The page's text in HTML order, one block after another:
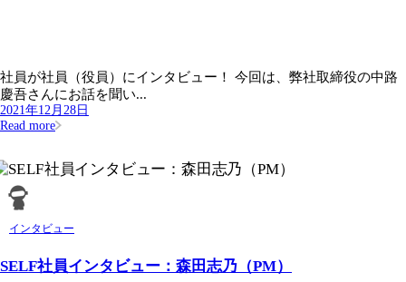
社員が社員（役員）にインタビュー！ 今回は、弊社取締役の中路
慶吾さんにお話を聞い...
2021年12月28日
Read more
インタビュー
SELF社員インタビュー：森田志乃（PM）